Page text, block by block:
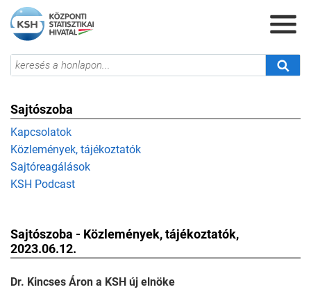
Sajtószoba
Kapcsolatok
Közlemények, tájékoztatók
Sajtóreagálások
KSH Podcast
Sajtószoba - Közlemények, tájékoztatók,
2023.06.12.
Dr. Kincses Áron a KSH új elnöke